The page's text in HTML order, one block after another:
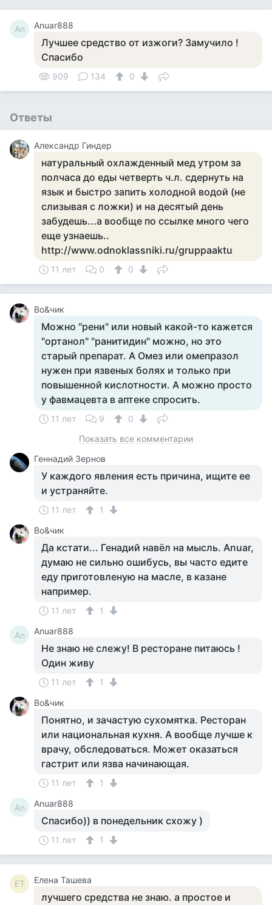
An Anuar888
Лучшее средство от изжоги? Замучило !
Спасибо
909 134 0
Ответы
Александр Гиндер
натуральный охлажденный мед утром за
полчаса до еды четверть ч.л. сдернуть на
язык и быстро запить холодной водой (не
слизывая с ложки) и на десятый день
забудешь...а вообще по ссылке много чего
еще узнаешь..
http://www.odnoklassniki.ru/gruppaaktu
11 лет 0 0
Во&чик
Можно "рени" или новый какой-то кажется
"ортанол" "ранитидин" можно, но это
старый препарат. А Омез или омепразол
нужен при язвеных болях и только при
повышенной кислотности. А можно просто
у фавмацевта в аптеке спросить.
11 лет 9
0
Показать все комментарии
Геннадий Зернов
У каждого явления есть причина, ищите ее
и устраняйте.
11 лет
1
Во&чик
Да кстати... Генадий навёл на мысль. Anuar,
думаю не сильно ошибусь, вы часто едите
еду приготовленую на масле, в казане
например.
11 лет 1
An Anuar888
Не знаю не слежу! В ресторане питаюсь !
Один живу
11 лет
1
Во&чик
Понятно, и зачастую сухомятка. Ресторан
или национальная кухня. А вообще лучше к
врачу, обследоваться. Может оказаться
гастрит или язва начинающая.
11 лет 1
An Anuar888
Спасибо)) в понедельник схожу )
11 лет 1
ЕТ Елена Ташева
лучшего средства не знаю. а простое и